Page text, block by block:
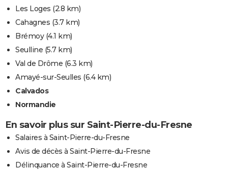
Les Loges (2.8 km)
Cahagnes (3.7 km)
Brémoy(4.1 km)
Seulline (5.7 km)
Val de Drôme (6.3 km)
Amayé-sur-Seulles (6.4 km)
Calvados
Normandie
En savoir plus sur Saint-Pierre-du-Fresne
Salaires à Saint-Pierre-du-Fresne
Avis de décès à Saint-Pierre-du-Fresne
Délinquance à Saint-Pierre-du-Fresne